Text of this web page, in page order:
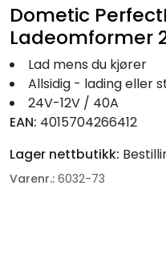
Dometic
Ladeomformer
Lad mens du kjører
Allsidig - lading eller
24V-12V / 40A
EAN: 4015704266412
Lager nettbutikk:
Varenr.: 6032-73